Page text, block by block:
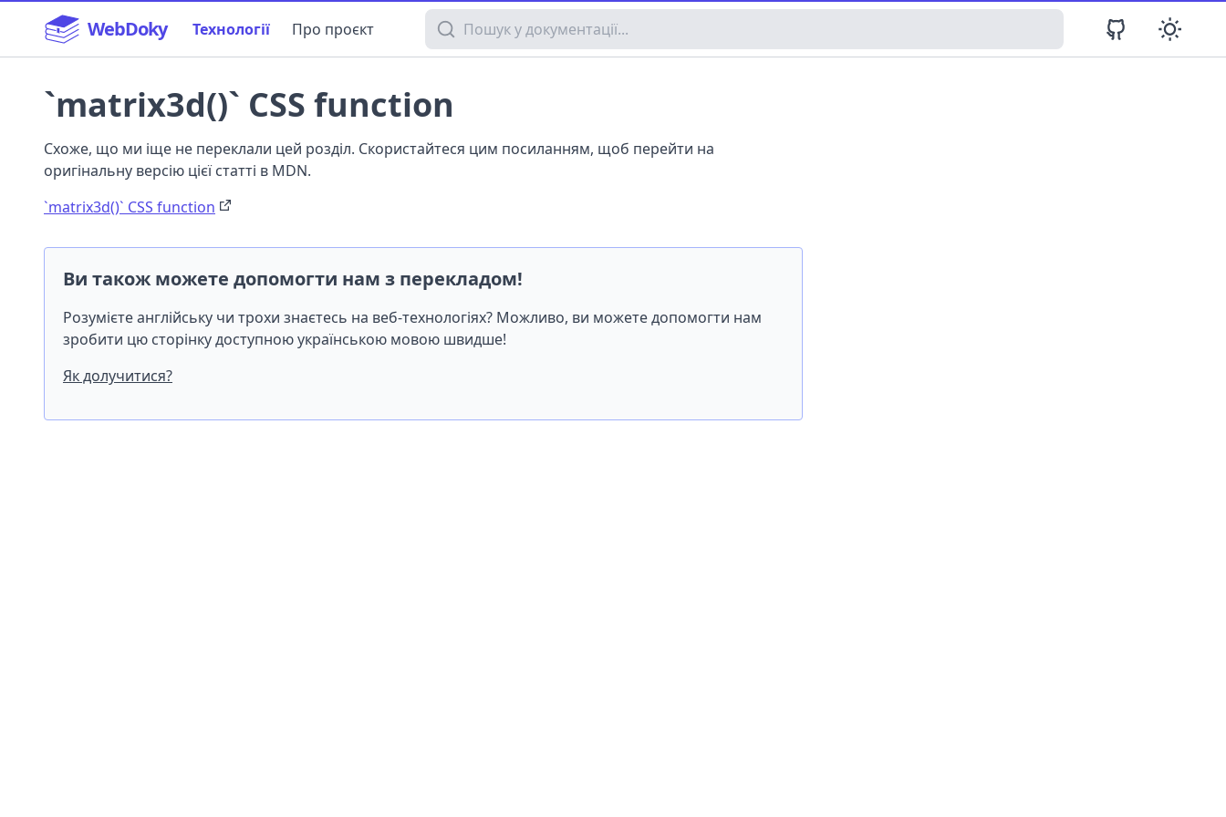
WebDoky Технології Про проєкт Пошук у документації
`matrix3d()` CSS function
Схоже, що ми іще не переклали цей розділ. Скористайтеся цим посиланням, щоб перейти на
оригінальну версію цієї статті в MDN.
`matrix3d()` CSS function
Ви також можете допомогти нам з перекладом!
Розумієте англійську чи трохи знаєтесь на веб-технологіях? Можливо, ви можете допомогти нам
зробити цю сторінку доступною українською мовою швидше!
Як долучитися?